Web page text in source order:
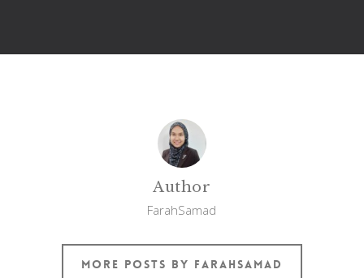
Author
FarahSamad
More posts by FarahSamad